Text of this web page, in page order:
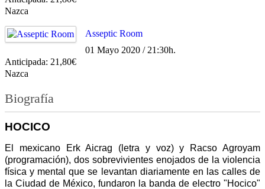
Nazca
Asseptic Room
01 Mayo 2020 / 21:30h.
Anticipada: 21,80€
Nazca
Biografía
HOCICO
El mexicano Erk Aicrag (letra y voz) y Racso Agroyam
(programación), dos sobrevivientes enojados de la violencia
física y mental que se levantan diariamente en las calles de
la Ciudad de México, fundaron la banda de electro "Hocico"